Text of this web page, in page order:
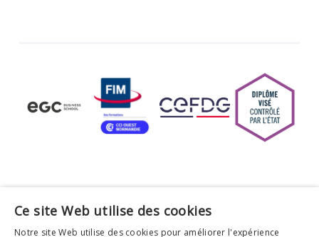
droits réservés.
Mentions légales
Ce site Web utilise des cookies
Notre site Web utilise des cookies pour améliorer l'expérience